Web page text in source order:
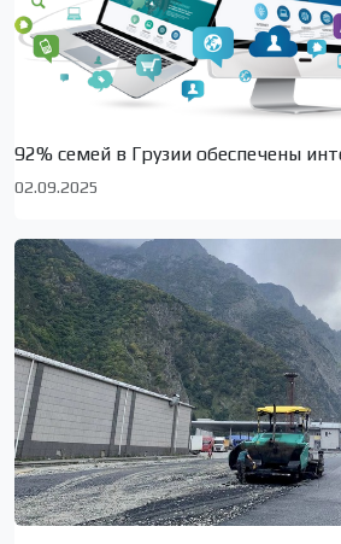
92% семей в Грузии обеспечены
02.09.2025